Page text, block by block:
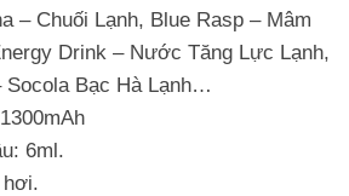
– Chuối Lạnh, Blue Rasp – Mâm
Drink – Nước Tăng Lực Lạnh,
Socola Bạc Hà Lạnh…
6ml.
hơi.